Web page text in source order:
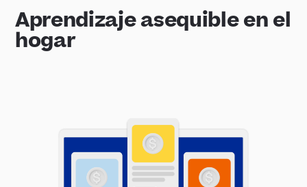
Aprendizaje asequible en el
hogar